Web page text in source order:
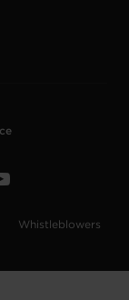
Whistleblowers